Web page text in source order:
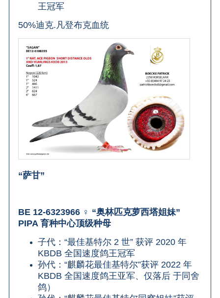
王冠军
50%迪克.凡登布克血统
“萨甘”
BE 12-6323966 ♀ “奥林匹克萝西塔姐妹”
PIPA 育种中心顶级种母
子代：“最佳基特尔 2 世” 获评 2020 年
KBDB 全国速度鸽王冠军
孙代：“麒麟花最佳基特尔”获评 2022 年
KBDB 全国速度鸽王亚军、仅落后 于同舍
鸽）